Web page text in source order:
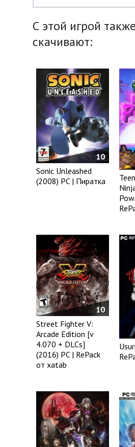
С этой игрой также
скачивают:
10
Sonic Unleashed
(2008) PC | Пиратка
10
Street Fighter V:
Arcade Edition [v
4.070 + DLCs]
(2016) PC | RePack
от xatab